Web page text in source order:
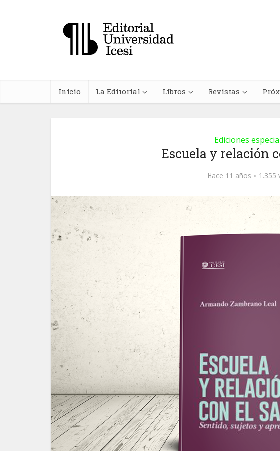
Inicio La Editorial Libros Revistas
Ediciones
Escuela y relación
Hace 11 años 1.355
Interacciones
plantas
medicamentos